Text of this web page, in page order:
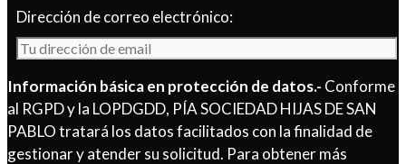
Dirección de correo electrónico:
Información básica en protección de datos.- Conforme
al RGPD y la LOPDGDD, PÍA SOCIEDAD HIJAS DE SAN
PABLO tratará los datos facilitados con la finalidad de
gestionar y atender su solicitud. Para obtener más